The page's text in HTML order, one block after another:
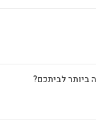
ביותר לביתכם?